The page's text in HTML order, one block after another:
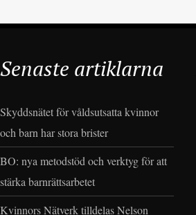
Senaste artiklarna
Skyddsnätet för våldsutsatta kvinnor
och barn har stora brister
BO: nya metodstöd och verktyg för att
stärka barnrättsarbetet
Kvinnors Nätverk tilldelas Nelson